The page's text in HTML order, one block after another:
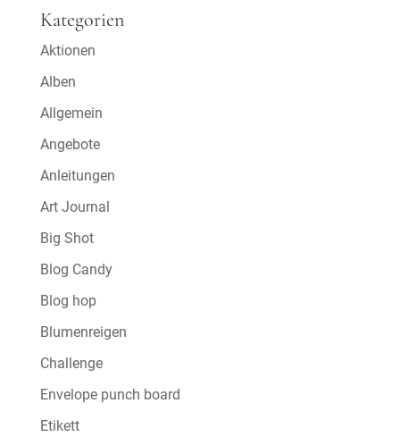
Kategorien
Aktionen
Alben
Allgemein
Angebote
Anleitungen
Art Journal
Big Shot
Blog Candy
Blog hop
Blumenreigen
Challenge
Envelope punch board
Etikett